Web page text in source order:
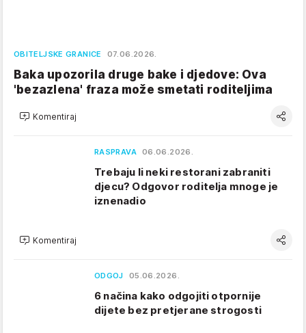
OBITELJSKE GRANICE 07.06.2026.
Baka upozorila druge bake i djedove: Ova
'bezazlena' fraza može smetati roditeljima
Komentiraj
RASPRAVA 06.06.2026.
Trebaju li neki restorani zabraniti
djecu? Odgovor roditelja mnoge je
iznenadio
Komentiraj
ODGOJ 05.06.2026.
6 načina kako odgojiti otpornije
dijete bez pretjerane strogosti